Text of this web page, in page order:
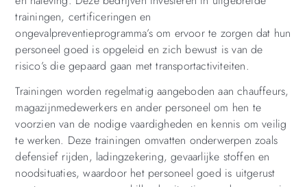
trainingen, certificeringen en
ongevalpreventieprogramma’s om ervoor te zorgen dat hun
personeel goed is opgeleid en zich bewust is van de
risico’s die gepaard gaan met transportactiviteiten.
Trainingen worden regelmatig aangeboden aan chauffeurs,
magazijnmedewerkers en ander personeel om hen te
voorzien van de nodige vaardigheden en kennis om veilig
te werken. Deze trainingen omvatten onderwerpen zoals
defensief rijden, ladingzekering, gevaarlijke stoffen en
noodsituaties, waardoor het personeel goed is uitgerust